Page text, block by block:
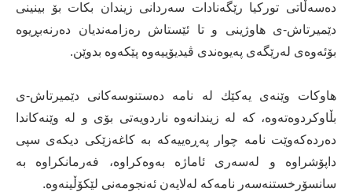
دەسەڵاتی توركیا رێگەنادات سەردانی زیندان بكات بۆ بینینی
دێمیرتاش-ی هاوژینی و تا ئێستاش رەزامەندیان دەرنەبڕیوە
بۆئەوەی لەرێگەی پەیوەندی ڤیدیۆییەوە پێكەوە بدوێن.
هاوكات وێنەی یەكێك لە نامە دەستنوسەكانی دێمیرتاش-ی
بڵاوكردوەتەوە، كە لە زیندانەوە ناردویەتی بۆی و لە وێنەكاندا
دەردەكەوێت نامە چوار پەڕەییەكە بە كاغەزێكی دیكەی سپی
داپۆشراوە و لەسەری ئاماژە بەوەكراوە، فەرمانكراوە بە
سانسۆرخستنەسەر نامەكە لەلایەن ئەنجومەنی لێكۆڵینەوە.